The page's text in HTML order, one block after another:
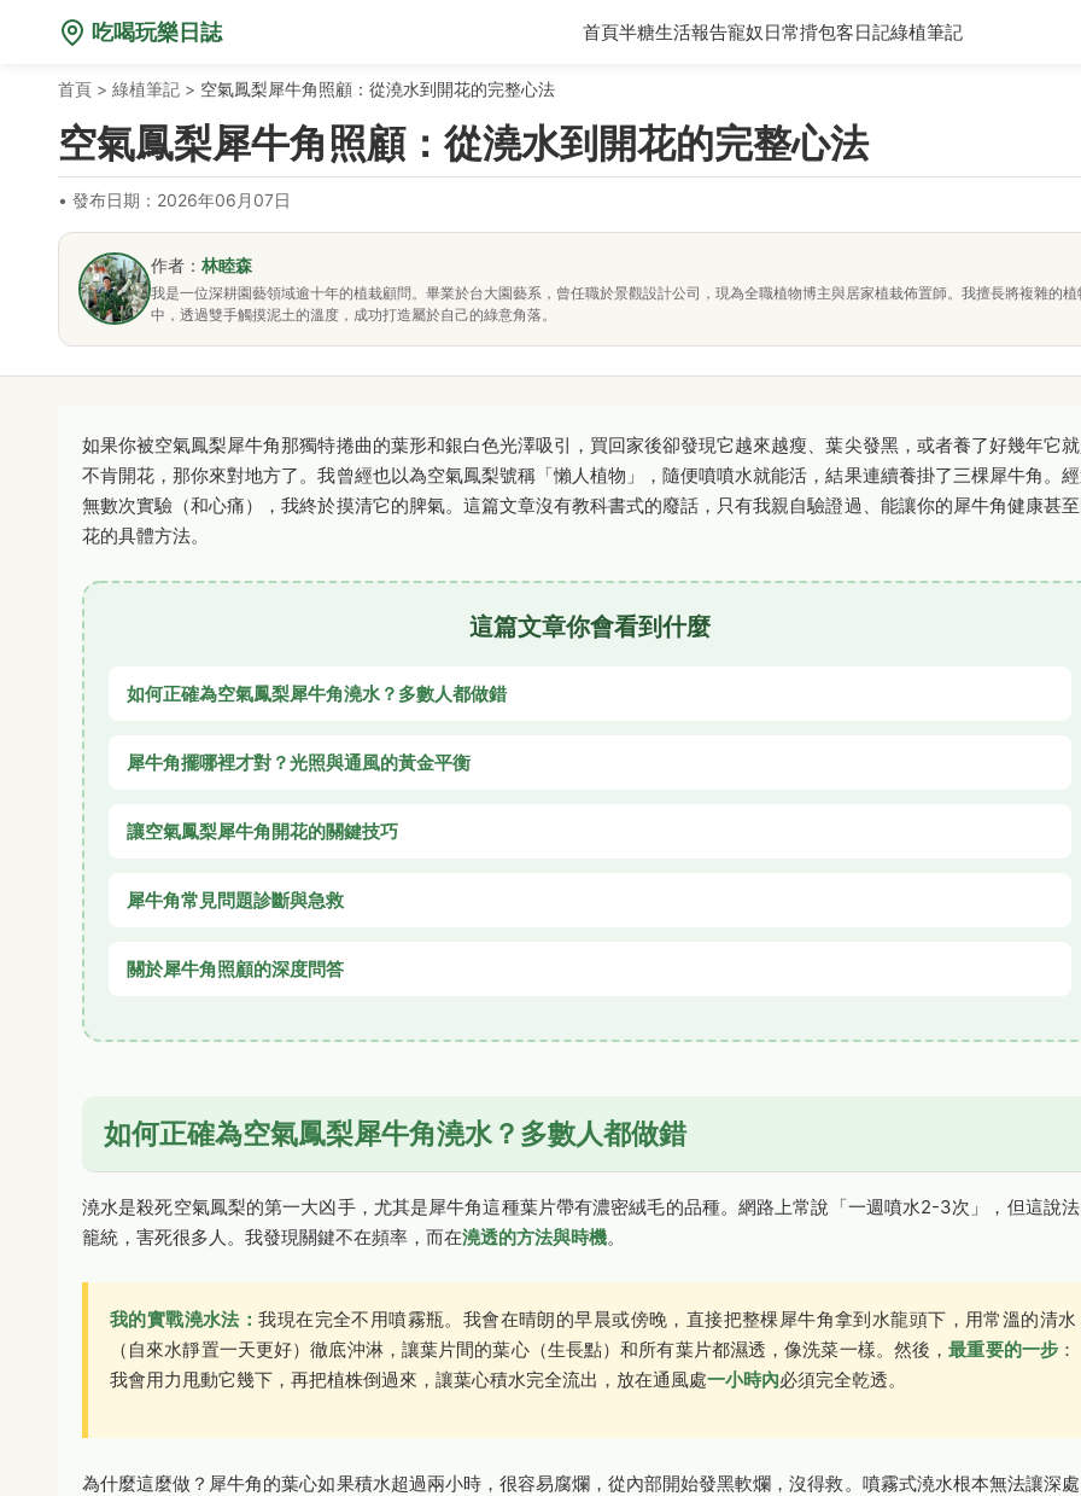
吃喝玩樂日誌 首頁半糖生活報告寵奴日常揹包客日記綠植筆記
首頁 > 綠植筆記 > 空氣鳳梨犀牛角照顧：從澆水到開花的完整心法
空氣鳳梨犀牛角照顧：從澆水到開花的完整心法
• 發布日期：2026年06月07日
作者： 林睦森
我是一位深耕園藝領域逾十年的植栽顧問。畢業於台大園藝系，曾任職於景觀設計公司，現為全職植物博主與居家植栽佈置師。我擅長將複雜的
中，透過雙手觸摸泥土的溫度，成功打造屬於自己的綠意角落。
如果你被空氣鳳梨犀牛角那獨特捲曲的葉形和銀白色光澤吸引，買回家後卻發現它越來越瘦、葉尖發黑，或者養了好幾年它
不肯開花，那你來對地方了。我曾經也以為空氣鳳梨號稱「懶人植物」，隨便噴噴水就能活，結果連續養掛了三棵犀牛角。
無數次實驗（和心痛），我終於摸清它的脾氣。這篇文章沒有教科書式的廢話，只有我親自驗證過、能讓你的犀牛角健康甚
花的具體方法。
這篇文章你會看到什麼
如何正確為空氣鳳梨犀牛角澆水？多數人都做錯
犀牛角擺哪裡才對？光照與通風的黃金平衡
讓空氣鳳梨犀牛角開花的關鍵技巧
犀牛角常見問題診斷與急救
關於犀牛角照顧的深度問答
如何正確為空氣鳳梨犀牛角澆水？多數人都做錯
澆水是殺死空氣鳳梨的第一大凶手，尤其是犀牛角這種葉片帶有濃密絨毛的品種。網路上常說「一週噴水2-3次」，但這說
籠統，害死很多人。我發現關鍵不在頻率，而在澆透的方法與時機。
我的實戰澆水法：我現在完全不用噴霧瓶。我會在晴朗的早晨或傍晚，直接把整棵犀牛角拿到水龍頭下，用常溫的清水
（自來水靜置一天更好）徹底沖淋，讓葉片間的葉心（生長點）和所有葉片都濕透，像洗菜一樣。然後，最重要的一步 ：
我會用力甩動它幾下，再把植株倒過來，讓葉心積水完全流出，放在通風處一小時內必須完全乾透。
為什麼這麼做？犀牛角的葉心如果積水超過兩小時，很容易腐爛，從內部開始發黑軟爛，沒得救。噴霧式澆水根本無法讓深